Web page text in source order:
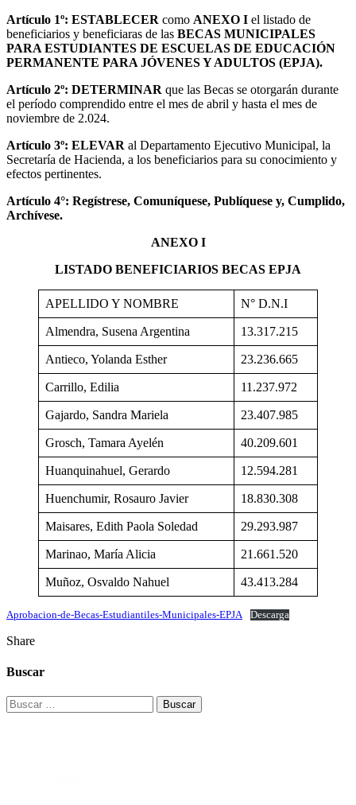
Artículo 1º: ESTABLECER como ANEXO I el listado de
beneficiarios y beneficiaras de las BECAS MUNICIPALES
PARA ESTUDIANTES DE ESCUELAS DE EDUCACIÓN
PERMANENTE PARA JÓVENES Y ADULTOS (EPJA).
Artículo 2º: DETERMINAR que las Becas se otorgarán durante
el período comprendido entre el mes de abril y hasta el mes de
noviembre de 2.024.
Artículo 3º: ELEVAR al Departamento Ejecutivo Municipal, la
Secretaría de Hacienda, a los beneficiarios para su conocimiento y
efectos pertinentes.
Artículo 4°: Regístrese, Comuníquese, Publíquese y, Cumplido,
Archívese.
ANEXO I
LISTADO BENEFICIARIOS BECAS EPJA
APELLIDO Y NOMBRE N° D.N.I
Almendra, Susena Argentina 13.317.215
Antieco, Yolanda Esther 23.236.665
Carrillo, Edilia 11.237.972
Gajardo, Sandra Mariela 23.407.985
Grosch, Tamara Ayelén 40.209.601
Huanquinahuel, Gerardo 12.594.281
Huenchumir, Rosauro Javier 18.830.308
Maisares, Edith Paola Soledad 29.293.987
Marinao, María Alicia 21.661.520
Muñoz, Osvaldo Nahuel 43.413.284
Aprobacion-de-Becas-Estudiantiles-Municipales-EPJA Descarga
Share
Buscar
Buscar: